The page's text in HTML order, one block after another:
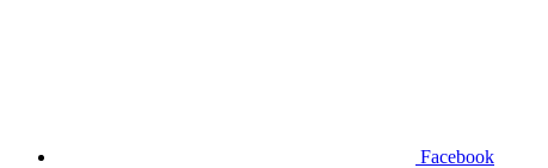
Facebook